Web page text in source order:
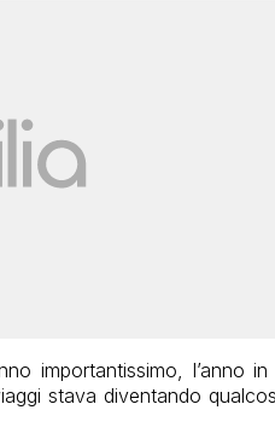
importantissimo, l’anno
stava diventando